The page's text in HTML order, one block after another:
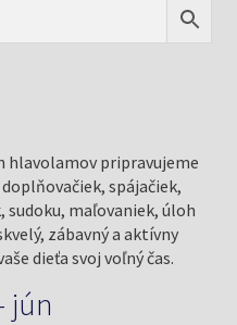
hlavolamov pripravujeme
spájačiek,
maľovaniek, úloh
zábavný a aktívny
dieťa svoj voľný čas.
jún